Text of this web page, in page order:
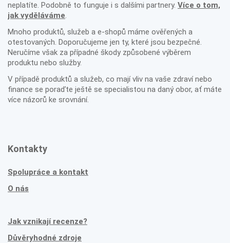
neplatíte. Podobně to funguje i s dalšími partnery. Více o tom,
jak vyděláváme.
Mnoho produktů, služeb a e-shopů máme ověřených a
otestovaných. Doporučujeme jen ty, které jsou bezpečné.
Neručíme však za případné škody způsobené výběrem
produktu nebo služby.
V případě produktů a služeb, co mají vliv na vaše zdraví nebo
finance se poraďte ještě se specialistou na daný obor, ať máte
více názorů ke srovnání.
Kontakty
Spolupráce a kontakt
O nás
Jak vznikají recenze?
Důvěryhodné zdroje